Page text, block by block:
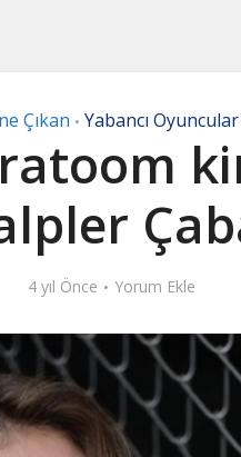
Çıkan • Yabancı Oyuncular
4 yıl Önce Yorum Ekle